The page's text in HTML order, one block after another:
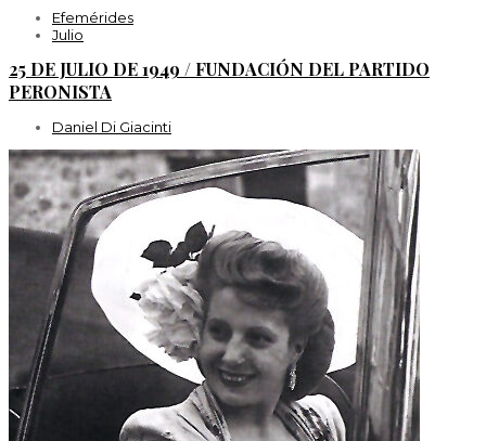
Efemérides
Julio
25 DE JULIO DE 1949 / FUNDACIÓN DEL PARTIDO
PERONISTA
Daniel Di Giacinti